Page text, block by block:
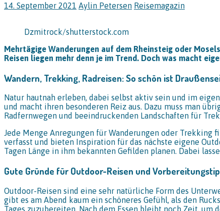
14. September 2021 Aylin Petersen Reisemagazin
Dzmitrock/shutterstock.com
Mehrtägige Wanderungen auf dem Rheinsteig oder
Reisen liegen mehr denn je im Trend. Doch was macht
Wandern, Trekking, Radreisen: So schön ist
Natur hautnah erleben, dabei selbst aktiv sein und im
und macht ihren besonderen Reiz aus. Dazu muss man
Radfernwegen und beeindruckenden Landschaften für
Jede Menge Anregungen für Wanderungen oder Trekking
verfasst und bieten Inspiration für das nächste eigene
Tagen Länge in ihm bekannten Gefilden planen. Dabei
Gute Gründe für Outdoor-Reisen und
Outdoor-Reisen sind eine sehr natürliche Form des
gibt es am Abend kaum ein schöneres Gefühl, als den
Tages zuzubereiten. Nach dem Essen bleibt noch Zeit,